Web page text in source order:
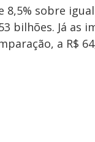
sobre
bilhões. Já as
a R$